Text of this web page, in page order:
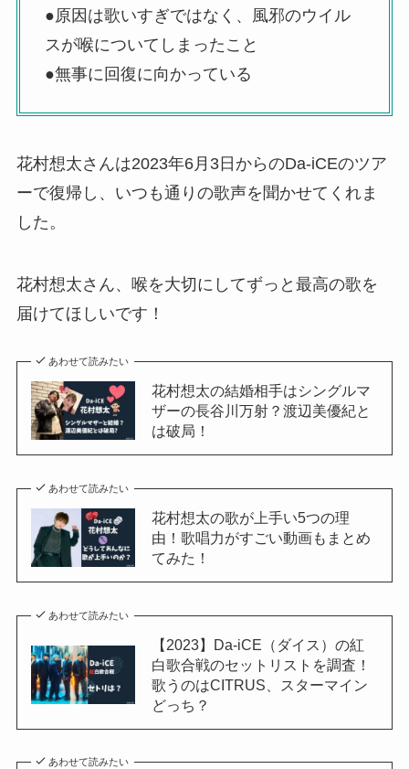
●原因は歌いすぎではなく、風邪のウイル
スが喉についてしまったこと
●無事に回復に向かっている
花村想太さんは2023年6月3日からのDa-iCEのツア
ーで復帰し、いつも通りの歌声を聞かせてくれま
した。
花村想太さん、喉を大切にしてずっと最高の歌を
届けてほしいです！
あわせて読みたい
花村想太の結婚相手はシングルマ
ザーの長谷川万射？渡辺美優紀と
は破局！
あわせて読みたい
花村想太の歌が上手い5つの理
由！歌唱力がすごい動画もまとめ
てみた！
あわせて読みたい
【2023】Da-iCE（ダイス）の紅
白歌合戦のセットリストを調査！
歌うのはCITRUS、スターマイン
どっち？
あわせて読みたい